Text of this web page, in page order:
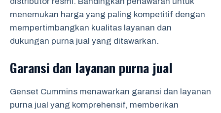
menemukan harga yang paling kompetitif dengan
mempertimbangkan kualitas layanan dan
dukungan purna jual yang ditawarkan.
Garansi dan layanan purna jual
Genset Cummins menawarkan garansi dan layanan
purna jual yang komprehensif, memberikan